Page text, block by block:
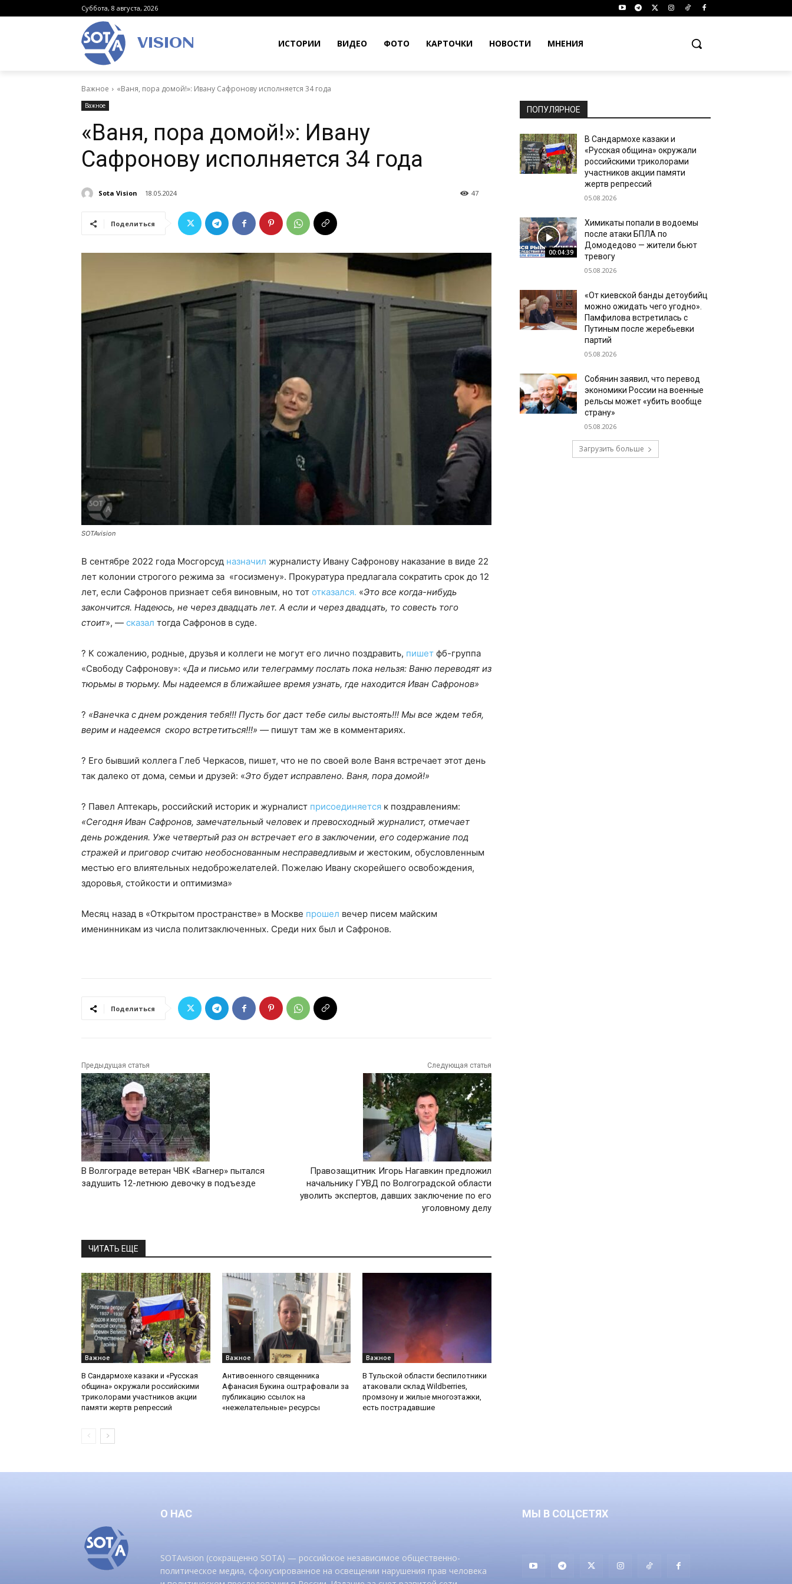
Суббота, 8 августа, 2026
VISION ИСТОРИИ ВИДЕО ФОТО КАРТОЧКИ НОВОСТИ МНЕНИЯ
Важное «Ваня, пора домой!»: Ивану Сафронову исполняется 34 года
Важное
«Ваня, пора домой!»: Ивану
Сафронову исполняется 34 года
Sota Vision 18.05.2024 47
Поделиться
SOTAvision
В сентябре 2022 года Мосгорсуд назначил журналисту Ивану Сафронову наказание в виде 22
лет колонии строгого режима за «госизмену». Прокуратура предлагала сократить срок до 12
лет, если Сафронов признает себя виновным, но тот отказался. «Это все когда-нибудь
закончится. Надеюсь, не через двадцать лет. А если и через двадцать, то совесть того
стоит», — сказал тогда Сафронов в суде.
? К сожалению, родные, друзья и коллеги не могут его лично поздравить, пишет фб-группа
«Свободу Сафронову»: «Да и письмо или телеграмму послать пока нельзя: Ваню переводят из
тюрьмы в тюрьму. Мы надеемся в ближайшее время узнать, где находится Иван Сафронов»
? «Ванечка с днем рождения тебя!!! Пусть бог даст тебе силы выстоять!!! Мы все ждем тебя,
верим и надеемся скоро встретиться!!!» — пишут там же в комментариях.
? Его бывший коллега Глеб Черкасов, пишет, что не по своей воле Ваня встречает этот день
так далеко от дома, семьи и друзей: «Это будет исправлено. Ваня, пора домой!»
? Павел Аптекарь, российский историк и журналист присоединяется к поздравлениям:
«Сегодня Иван Сафронов, замечательный человек и превосходный журналист, отмечает
день рождения. Уже четвертый раз он встречает его в заключении, его содержание под
стражей и приговор считаю необоснованным несправедливым и жестоким, обусловленным
местью его влиятельных недоброжелателей. Пожелаю Ивану скорейшего освобождения,
здоровья, стойкости и оптимизма»
Месяц назад в «Открытом пространстве» в Москве прошел вечер писем майским
именинникам из числа политзаключенных. Среди них был и Сафронов.
Поделиться
Предыдущая статья
В Волгограде ветеран ЧВК «Вагнер» пытался
задушить 12-летнюю девочку в подъезде
Следующая статья
Правозащитник Игорь Нагавкин предложил
начальнику ГУВД по Волгоградской области
уволить экспертов, давших заключение по его
уголовному делу
ЧИТАТЬ ЕЩЕ
Важное
В Сандармохе казаки и «Русская
община» окружали российскими
триколорами участников акции
памяти жертв репрессий
Важное
Антивоенного священника
Афанасия Букина оштрафовали за
публикацию ссылок на
«нежелательные» ресурсы
Важное
В Тульской области беспилотники
атаковали склад Wildberries,
промзону и жилые многоэтажки,
есть пострадавшие
ПОПУЛЯРНОЕ
В Сандармохе казаки и
«Русская община» окружали
российскими триколорами
участников акции памяти
жертв репрессий
05.08.2026
00:04:39
Химикаты попали в водоемы
после атаки БПЛА по
Домодедово — жители бьют
тревогу
05.08.2026
«От киевской банды детоубийц
можно ожидать чего угодно».
Памфилова встретилась с
Путиным после жеребьевки
партий
05.08.2026
Собянин заявил, что перевод
экономики России на военные
рельсы может «убить вообще
страну»
05.08.2026
Загрузить больше
О НАС
SOTAvision (сокращенно SOTA) — российское независимое общественно-
политическое медиа, сфокусированное на освещении нарушения прав человека
МЫ В СОЦСЕТЯХ